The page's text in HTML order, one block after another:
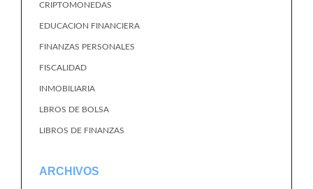
CRIPTOMONEDAS
EDUCACION FINANCIERA
FINANZAS PERSONALES
FISCALIDAD
INMOBILIARIA
LBROS DE BOLSA
LIBROS DE FINANZAS
ARCHIVOS